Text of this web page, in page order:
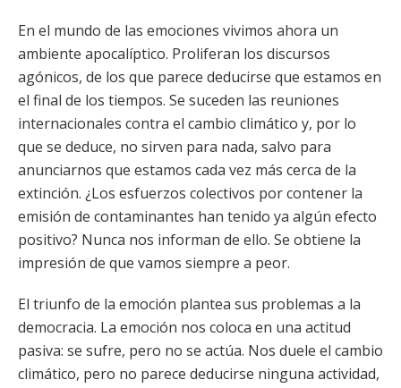
En el mundo de las emociones vivimos ahora un
ambiente apocalíptico. Proliferan los discursos
agónicos, de los que parece deducirse que estamos en
el final de los tiempos. Se suceden las reuniones
internacionales contra el cambio climático y, por lo
que se deduce, no sirven para nada, salvo para
anunciarnos que estamos cada vez más cerca de la
extinción. ¿Los esfuerzos colectivos por contener la
emisión de contaminantes han tenido ya algún efecto
positivo? Nunca nos informan de ello. Se obtiene la
impresión de que vamos siempre a peor.
El triunfo de la emoción plantea sus problemas a la
democracia. La emoción nos coloca en una actitud
pasiva: se sufre, pero no se actúa. Nos duele el cambio
climático, pero no parece deducirse ninguna actividad,